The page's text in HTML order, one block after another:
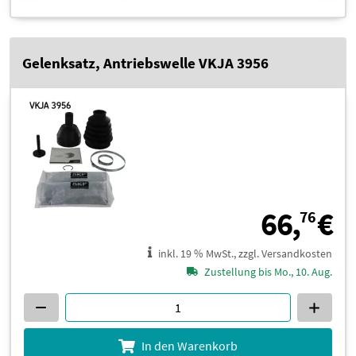
Gelenksatz, Antriebswelle VKJA 3956
66,76€
inkl. 19 % MwSt., zzgl. Versandkosten
Zustellung bis Mo., 10. Aug.
In den Warenkorb